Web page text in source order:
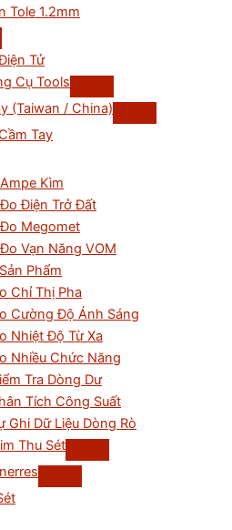
Tole 1.2mm
Tử
Cụ Tools
(Taiwan / China)
Tay
Kìm
Điện Trở Đất
Megomet
Vạn Năng VOM
Phẩm
Chỉ Thị Pha
Cường Độ Ánh Sáng
Nhiệt Độ Từ Xa
Nhiều Chức Năng
Tra Dòng Dư
Tích Công Suất
Ghi Dữ Liệu Dòng Rò
Thu Sét